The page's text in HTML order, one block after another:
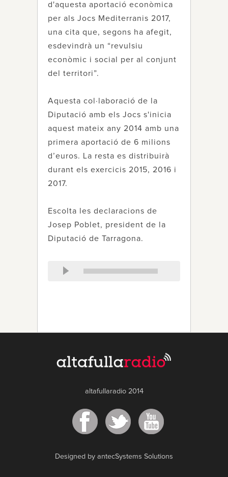
d'aquesta aportació econòmica
per als Jocs Mediterranis 2017,
una cita que, segons ha afegit,
esdevindrà un “revulsiu
econòmic i social per al conjunt
del territori”.
Aquesta col·laboració de la
Diputació amb els Jocs s'inicia
aquest mateix any 2014 amb una
primera aportació de 6 milions
d’euros. La resta es distribuirà
durant els exercicis 2015, 2016 i
2017.
Escolta les declaracions de
Josep Poblet, president de la
Diputació de Tarragona.
altafullaradio 2014
Designed by antecSystems Solutions